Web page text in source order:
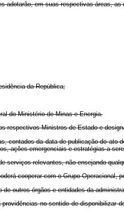
adotarão, em suas respectivas áreas,
da República;
do Ministério de Minas e Energia.
respectivos Ministros de Estado e
contados da data de publicação do
ações emergenciais e estratégias a
serviços relevantes, não ensejando
cooperar com o Grupo
outros órgãos e entidades da
no sentido de